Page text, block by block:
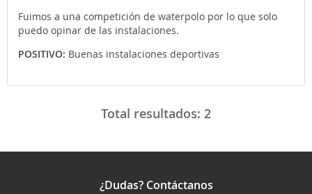
Fuimos a una competición de waterpolo por lo que solo
puedo opinar de las instalaciones.
POSITIVO: Buenas instalaciones deportivas
Total resultados: 2
¿Dudas? Contáctanos